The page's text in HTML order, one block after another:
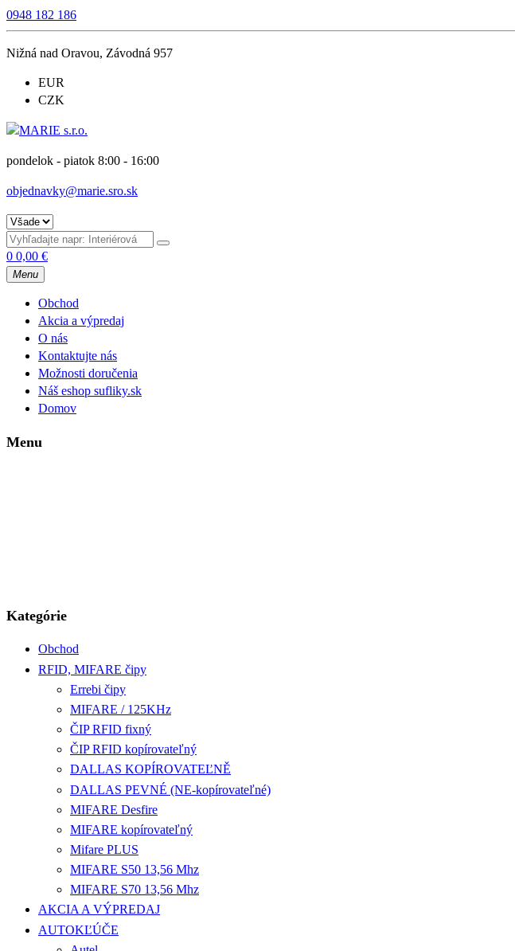
0948 182 186
Nižná nad Oravou, Závodná 957
EUR
CZK
pondelok - piatok 8:00 - 16:00
objednavky@marie.sro.sk
0 0,00 €
Menu
Obchod
Akcia a výpredaj
O nás
Kontaktujte nás
Možnosti doručenia
Náš eshop sufliky.sk
Domov
Menu
Kategórie
Obchod
RFID, MIFARE čipy
Errebi čipy
MIFARE / 125KHz
ČIP RFID fixný
ČIP RFID kopírovateľný
DALLAS KOPÍROVATEĽNĚ
DALLAS PEVNÉ (NE-kopírovateľné)
MIFARE Desfire
MIFARE kopírovateľný
Mifare PLUS
MIFARE S50 13,56 Mhz
MIFARE S70 13,56 Mhz
AKCIA A VÝPREDAJ
AUTOKĽÚČE